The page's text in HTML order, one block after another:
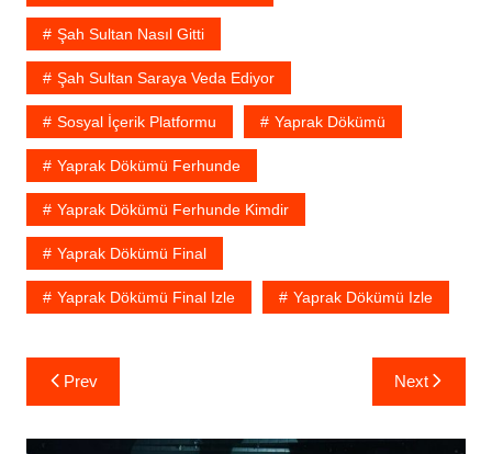
Şah Sultan Nasıl Gitti
Şah Sultan Saraya Veda Ediyor
Sosyal İçerik Platformu Yaprak Dökümü
Yaprak Dökümü Ferhunde
Yaprak Dökümü Ferhunde Kimdir
Yaprak Dökümü Final
Yaprak Dökümü Final Izle Yaprak Dökümü Izle
Yazı
gezinmesi
Prev Next